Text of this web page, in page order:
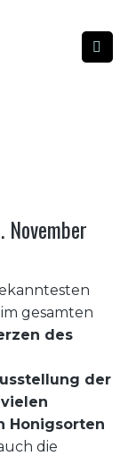
November
im gesamten
des
der
vielen
Honigsorten
die